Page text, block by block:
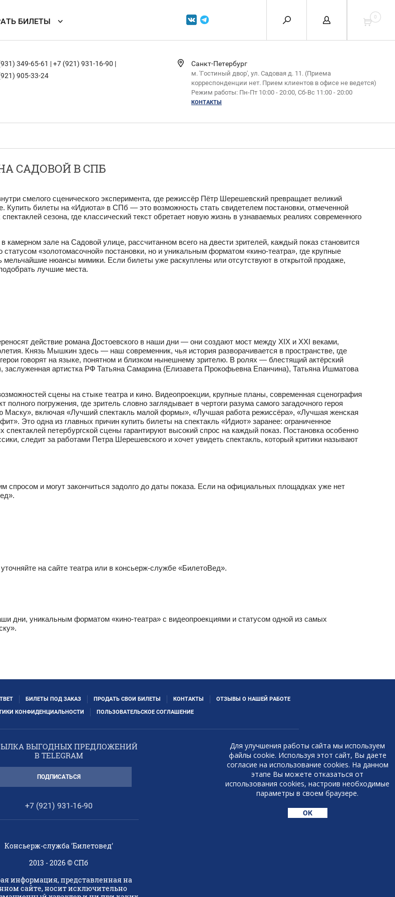
0
БИЛЕТЫ
349-65-61 |+7 (921) 931-16-90 |
905-33-24
Санкт-Петербург
м. 'Гостиный двор', ул. Садовая д. 11. (Приема
корреспонденции нет. Прием клиентов в офисе не ведется)
Режим работы: Пн-Пт 10:00 - 20:00, Сб-Вс 11:00 - 20:00
КОНТАКТЫ
САДОВОЙ В СПБ
смелого сценического эксперимента, где режиссёр Пётр Шерешевский превращает великий
Купить билеты на «Идиота» в СПб — это возможность стать свидетелем постановки, отмеченной
сезона, где классический текст обретает новую жизнь в узнаваемых реалиях современного
зале на Садовой улице, рассчитанном всего на двести зрителей, каждый показ становится
«золотомасочной» постановки, но и уникальным форматом «кино-театра», где крупные
мельчайшие нюансы мимики. Если билеты уже раскуплены или отсутствуют в открытой продаже,
лучшие места.
действие романа Достоевского в наши дни — они создают мост между XIX и XXI веками,
Князь Мышкин здесь — наш современник, чья история разворачивается в пространстве, где
говорят на языке, понятном и близком нынешнему зрителю. В ролях — блестящий актёрский
артистка РФ Татьяна Самарина (Елизавета Прокофьевна Епанчина), Татьяна Ишматова
сцены на стыке театра и кино. Видеопроекции, крупные планы, современная сценография
погружения, где зритель словно заглядывает в чертоги разума самого загадочного героя
Маску», включая «Лучший спектакль малой формы», «Лучшая работа режиссёра», «Лучшая женская
Это одна из главных причин купить билеты на спектакль «Идиот» заранее: ограниченное
петербургской сцены гарантируют высокий спрос на каждый показ. Постановка особенно
следит за работами Петра Шерешевского и хочет увидеть спектакль, который критики называют
спросом и могут закончиться задолго до даты показа. Если на официальных площадках уже нет
на сайте театра или в консьерж-службе «БилетоВед».
дни, уникальным форматом «кино-театра» с видеопроекциями и статусом одной из самых
БИЛЕТЫ ПОД ЗАКАЗ ПРОДАТЬ СВОИ БИЛЕТЫ КОНТАКТЫ
ОТЗЫВЫ О НАШЕЙ РАБОТЕ
КОНФИДЕНЦИАЛЬНОСТИ ПОЛЬЗОВАТЕЛЬСКОЕ СОГЛАШЕНИЕ
ВЫГОДНЫХ ПРЕДЛОЖЕНИЙ
В TELEGRAM
ПОДПИСАТЬСЯ
+7 (921) 931-16-90
Консьерж-служба 'Билетовед'
2013 - 2026 © СПб
информация, представленная на
сайте, носит исключительно
Для улучшения работы сайта мы используем
файлы cookie. Используя этот сайт, Вы даете
согласие на использование cookies. На данном
этапе Вы можете отказаться от
использования cookies, настроив необходимые
параметры в своем браузере.
ОК